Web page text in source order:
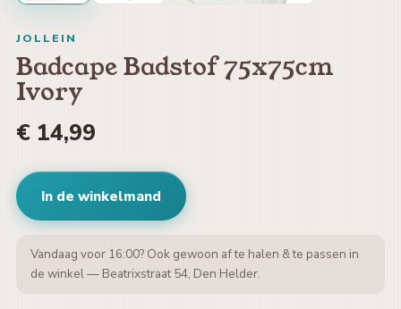
JOLLEIN
Badcape Badstof 75x75cm
Ivory
€ 14,99
In de winkelmand
Vandaag voor 16:00? Ook gewoon af te halen & te passen in
de winkel — Beatrixstraat 54, Den Helder.